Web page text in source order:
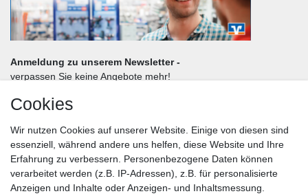
Anmeldung zu unserem Newsletter -
verpassen Sie keine Angebote mehr!
Nachname*
E-Mail*
Cookies
Wir nutzen Cookies auf unserer Website. Einige von diesen sind
essenziell, während andere uns helfen, diese Website und Ihre
Erfahrung zu verbessern. Personenbezogene Daten können
verarbeitet werden (z.B. IP-Adressen), z.B. für personalisierte
Anzeigen und Inhalte oder Anzeigen- und Inhaltsmessung.